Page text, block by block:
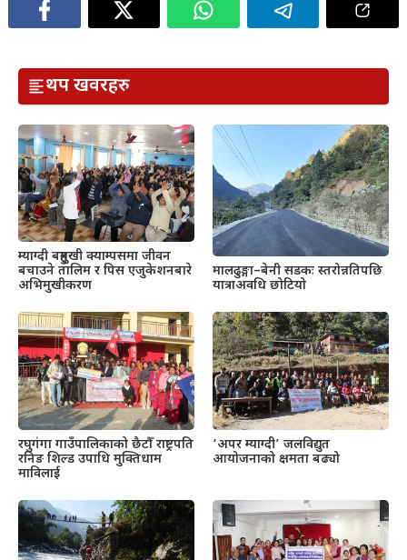
थप खवरहरु
म्याग्दी बहुमुखी क्याम्पसमा जीवन
बचाउने तालिम र पिस एजुकेशनबारे
अभिमुखीकरण
मालढुङ्गा–बेनी सडकः स्तरोन्नतिपछि
यात्राअवधि छोटियो
रघुगंगा गाउँपालिकाको छैटौँ राष्ट्रपति
रनिङ शिल्ड उपाधि मुक्तिधाम
माविलाई
‘अपर म्याग्दी’ जलविद्युत
आयोजनाको क्षमता बढ्यो